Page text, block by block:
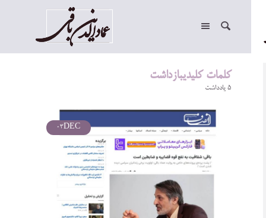
کلمات کلیدیبازداشت
5 یادداشت
DEC
03